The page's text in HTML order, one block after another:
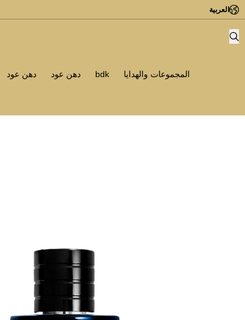
العربية
المجموعات والهدايا bdk دهن عود دهن عود